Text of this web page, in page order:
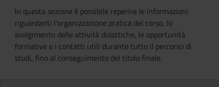
In questa sezione è possibile reperire le informazioni
riguardanti l'organizzazione pratica del corso, lo
svolgimento delle attività didattiche, le opportunità
formative e i contatti utili durante tutto il percorso di
studi, fino al conseguimento del titolo finale.